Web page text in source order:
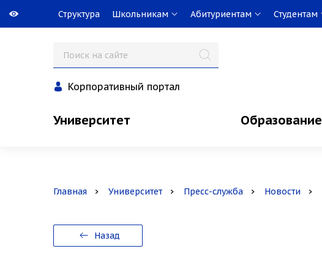
Структура Школьникам Абитуриентам Студентам
Корпоративный портал
Университет Образование
Главная Университет Пресс-служба Новости
Назад